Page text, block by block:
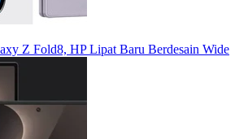
Z Fold8, HP Lipat Baru Berdesain Wide